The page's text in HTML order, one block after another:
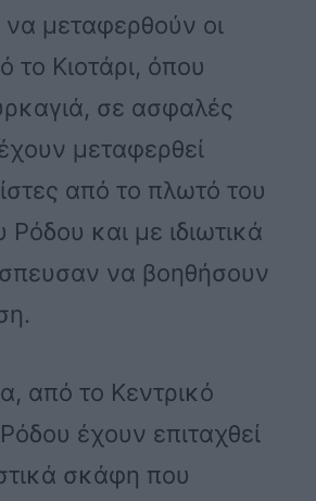
μεταφερθούν οι
το Κιοτάρι, όπου
σε ασφαλές
μεταφερθεί
από το πλωτό του
Ρόδου και με ιδιωτικά
να βοηθήσουν
από το Κεντρικό
έχουν επιταχθεί
σκάφη που